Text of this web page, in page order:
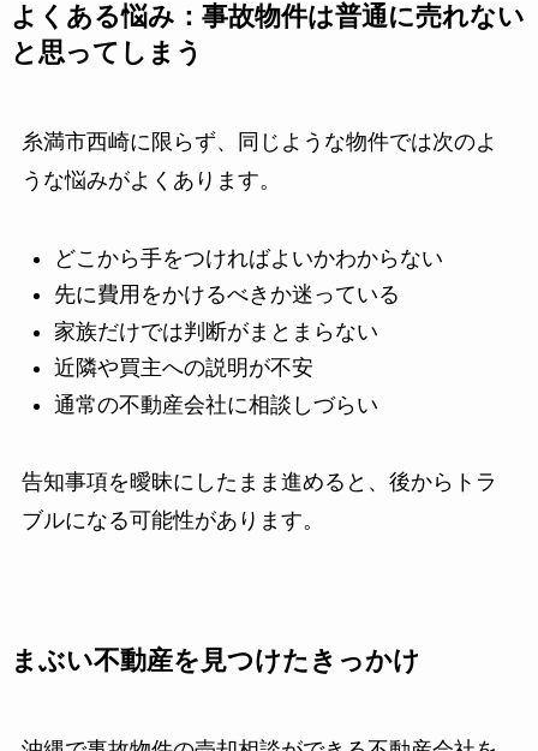
よくある悩み：事故物件は普通に売れない
と思ってしまう
糸満市西崎に限らず、同じような物件では次のよ
うな悩みがよくあります。
どこから手をつければよいかわからない
先に費用をかけるべきか迷っている
家族だけでは判断がまとまらない
近隣や買主への説明が不安
通常の不動産会社に相談しづらい
告知事項を曖昧にしたまま進めると、後からトラ
ブルになる可能性があります。
まぶい不動産を見つけたきっかけ